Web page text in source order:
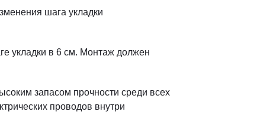
шага укладки
укладки в 6 см. Монтаж должен
запасом прочности среди всех
проводов внутри